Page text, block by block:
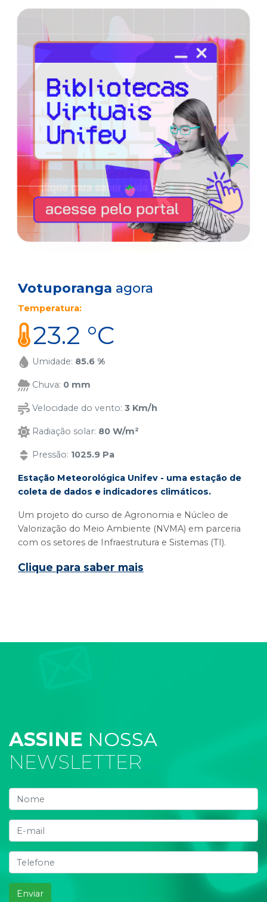
Votuporanga agora
Temperatura:
23.2 °C
Umidade: 85.6 %
Chuva: 0 mm
Velocidade do vento: 3 Km/h
Radiação solar: 80 W/m²
Pressão: 1025.9 Pa
Estação Meteorológica Unifev - uma estação de
coleta de dados e indicadores climáticos.
Um projeto do curso de Agronomia e Núcleo de
Valorização do Meio Ambiente (NVMA) em parceria
com os setores de Infraestrutura e Sistemas (TI).
Clique para saber mais
ASSINE NOSSA
NEWSLETTER
Enviar